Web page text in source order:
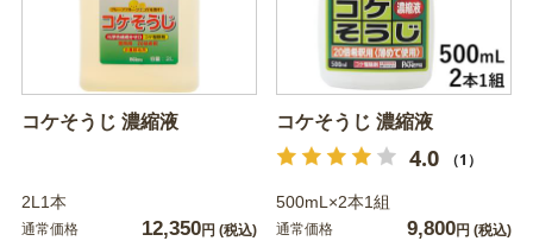
コケそうじ 濃縮液
2L1本
通常価格 12,350円 (税込)
コケそうじ 濃縮液
4.0 （1）
500mL×2本1組
通常価格 9,800円 (税込)